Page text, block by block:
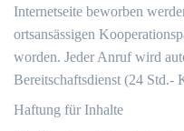
Internetseite beworben
ortsansässigen
worden. Jeder Anruf wird
Bereitschaftsdienst (24 Std.-
Haftung für Inhalte